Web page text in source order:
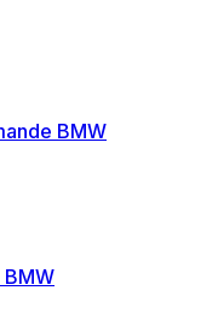
BMW